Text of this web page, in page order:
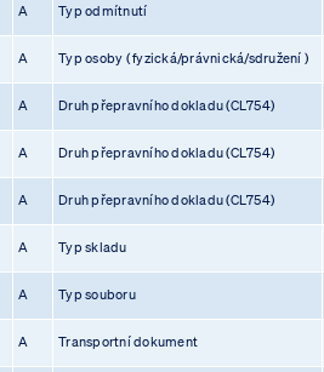
A Typ odmítnutí
A Typ osoby ( fyzická/právnická/sdružení )
A Druh přepravního dokladu (CL754)
A Druh přepravního dokladu (CL754)
A Druh přepravního dokladu (CL754)
A Typ skladu
A Typ souboru
A Transportní dokument